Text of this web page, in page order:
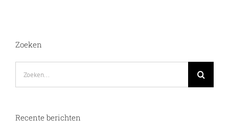
Zoeken
Recente berichten